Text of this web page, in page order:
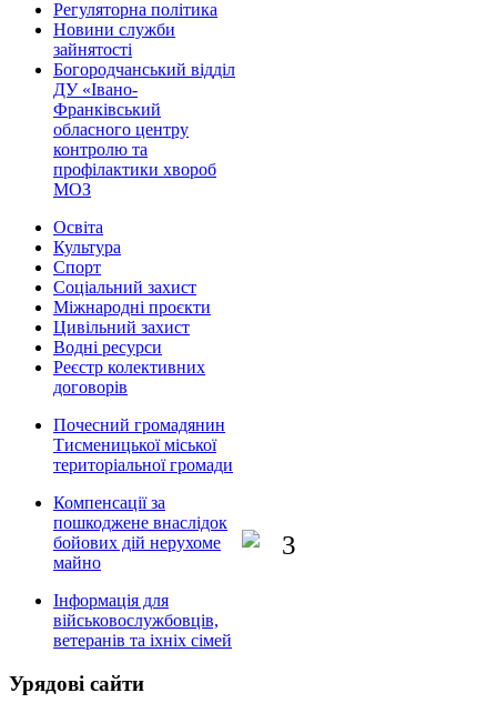
Регуляторна політика
Новини служби
зайнятості
Богородчанський відділ
ДУ «Івано-
Франківський
обласного центру
контролю та
профілактики хвороб
МОЗ
Освіта
Культура
Спорт
Соціальний захист
Міжнародні проєкти
Цивільний захист
Водні ресурси
Реєстр колективних
договорів
Почесний громадянин
Тисменицької міської
територіальної громади
Компенсації за
пошкоджене внаслідок
бойових дій нерухоме
майно
Інформація для
військовослужбовців,
ветеранів та іхніх сімей
Урядові сайти